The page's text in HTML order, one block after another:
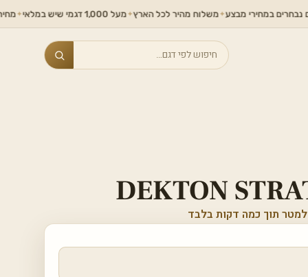
במחירי מבצע✦משלוח מהיר לכל הארץ✦מעל 1,000 דגמי שיש במלאי ✦מחירים ללא
Search
DEKTON
תוך כמה דקות בלבד